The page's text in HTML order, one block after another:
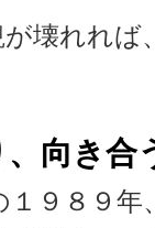
壊れれば
向き合
９８９年